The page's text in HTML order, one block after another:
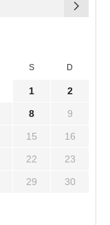
S D
1 2
8 9
15 16
22 23
29 30